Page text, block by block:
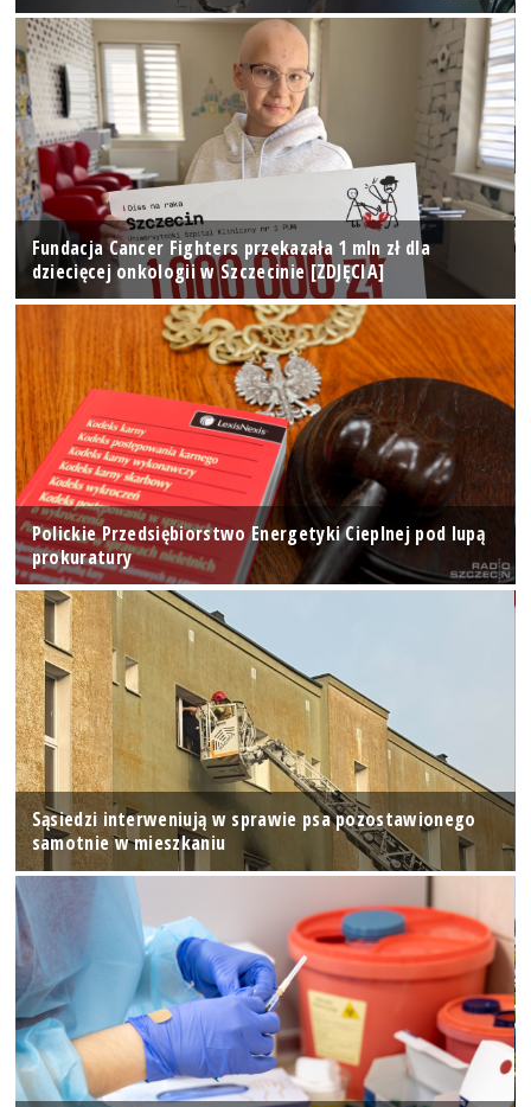
Fundacja Cancer Fighters przekazała 1 mln zł dla
dziecięcej onkologii w Szczecinie [ZDJĘCIA]
Polickie Przedsiębiorstwo Energetyki Cieplnej pod lupą
prokuratury
Sąsiedzi interweniują w sprawie psa pozostawionego
samotnie w mieszkaniu